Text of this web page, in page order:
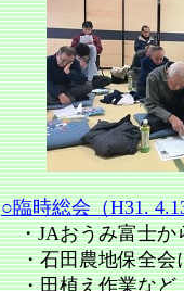
○臨時総会（H31.
・JAおうみ富士か
・石田農地保全会
・田植え作業など